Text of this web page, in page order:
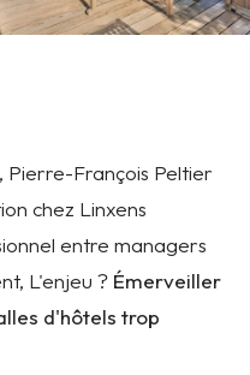
Pierre-François Peltier
chez Linxens
entre managers
L'enjeu ? Émerveiller
d'hôtels trop